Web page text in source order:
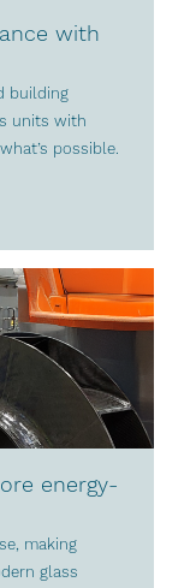
with
building
units with
possible.
energy-
making
glass